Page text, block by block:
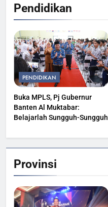
Pendidikan
PENDIDIKAN
Buka MPLS, Pj Gubernur
Banten Al Muktabar:
Belajarlah Sungguh-Sungguh
Provinsi